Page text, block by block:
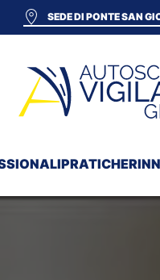
SEDE DI PONTE SAN
PRATICHE